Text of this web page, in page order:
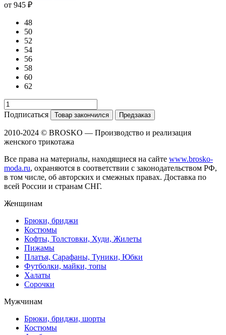
от 945 ₽
48
50
52
54
56
58
60
62
Подписаться Товар закончился Предзаказ
2010-2024 © BROSKO — Производство и реализация
женского трикотажа
Все права на материалы, находящиеся на сайте www.brosko-
moda.ru, охраняются в соответствии с законодательством РФ,
в том числе, об авторских и смежных правах. Доставка по
всей России и странам СНГ.
Женщинам
Брюки, бриджи
Костюмы
Кофты, Толстовки, Худи, Жилеты
Пижамы
Платья, Сарафаны, Туники, Юбки
Футболки, майки, топы
Халаты
Сорочки
Мужчинам
Брюки, бриджи, шорты
Костюмы